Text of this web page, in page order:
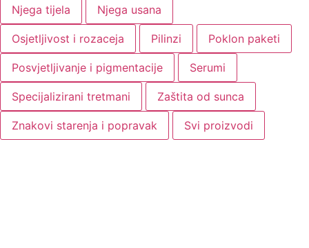
Njega tijela Njega usana
Osjetljivost i rozaceja Pilinzi Poklon paketi
Posvjetljivanje i pigmentacije Serumi
Specijalizirani tretmani Zaštita od sunca
Znakovi starenja i popravak Svi proizvodi